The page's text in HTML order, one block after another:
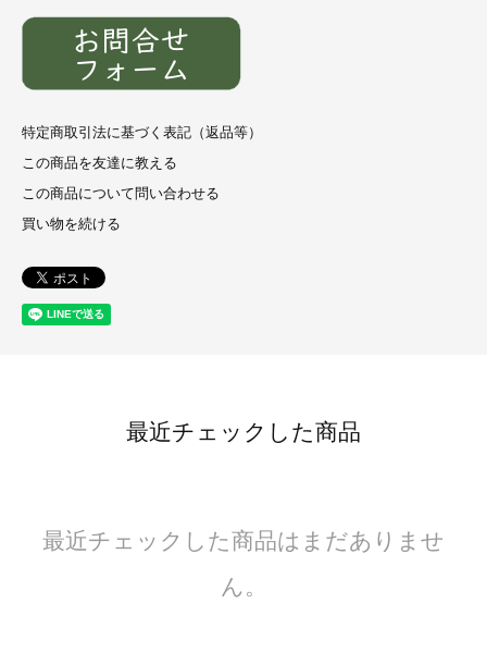
特定商取引法に基づく表記（返品等）
この商品を友達に教える
この商品について問い合わせる
買い物を続ける
最近チェックした商品
最近チェックした商品はまだありませ
ん。